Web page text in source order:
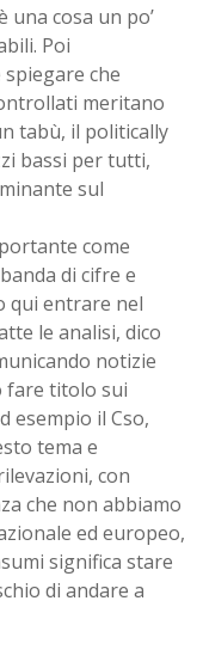
cosa un po’
Poi
che
meritano
tabù, il politically
bassi per tutti,
sul
come
di cifre e
qui entrare nel
le analisi, dico
notizie
fare titolo sui
esempio il Cso,
tema e
con
che non abbiamo
ed europeo,
significa stare
di andare a